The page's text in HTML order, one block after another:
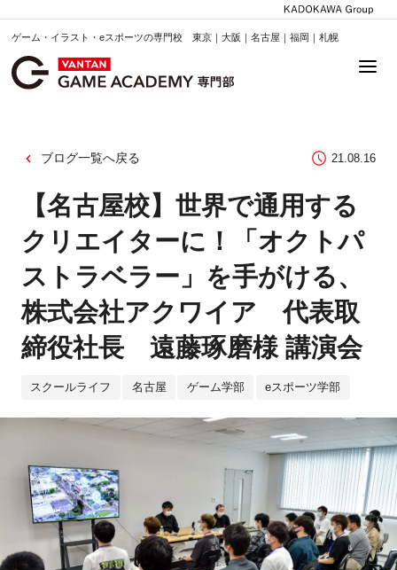
ゲーム・イラスト・eスポーツの専門校 東京｜大阪｜名古屋｜福岡｜札幌
ブログ一覧へ戻る 21.08.16
【名古屋校】世界で通用する
クリエイターに！「オクトパ
ストラベラー」を手がける、
株式会社アクワイア 代表取
締役社長 遠藤琢磨様 講演会
スクールライフ 名古屋 ゲーム学部 eスポーツ学部